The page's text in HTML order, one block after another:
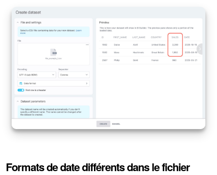
Formats de date différents dans le fichier